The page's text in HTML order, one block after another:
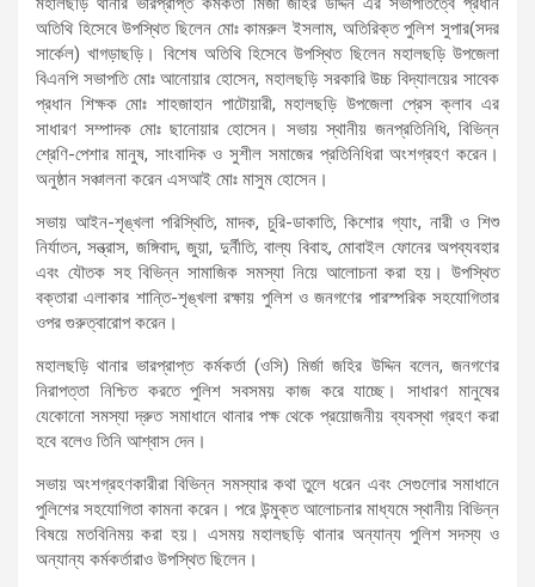
অতিথি হিসেবে উপস্থিত ছিলেন মোঃ কামরুল ইসলাম, অতিরিক্ত পুলিশ সুপার(সদর
সার্কেল) খাগড়াছড়ি। বিশেষ অতিথি হিসেবে উপস্থিত ছিলেন মহালছড়ি উপজেলা
বিএনপি সভাপতি মোঃ আনোয়ার হোসেন, মহালছড়ি সরকারি উচ্চ বিদ্যালয়ের সাবেক
প্রধান শিক্ষক মোঃ শাহজাহান পাটোয়ারী, মহালছড়ি উপজেলা প্রেস ক্লাব এর
সাধারণ সম্পাদক মোঃ ছানোয়ার হোসেন। সভায় স্থানীয় জনপ্রতিনিধি, বিভিন্ন
শ্রেণি-পেশার মানুষ, সাংবাদিক ও সুশীল সমাজের প্রতিনিধিরা অংশগ্রহণ করেন।
অনুষ্ঠান সঞ্চালনা করেন এসআই মোঃ মাসুম হোসেন।
সভায় আইন-শৃঙ্খলা পরিস্থিতি, মাদক, চুরি-ডাকাতি, কিশোর গ্যাং, নারী ও শিশু
নির্যাতন, সন্ত্রাস, জঙ্গিবাদ, জুয়া, দুর্নীতি, বাল্য বিবাহ, মোবাইল ফোনের অপব্যবহার
এবং যৌতক সহ বিভিন্ন সামাজিক সমস্যা নিয়ে আলোচনা করা হয়। উপস্থিত
বক্তারা এলাকার শান্তি-শৃঙ্খলা রক্ষায় পুলিশ ও জনগণের পারস্পরিক সহযোগিতার
ওপর গুরুত্বারোপ করেন।
মহালছড়ি থানার ভারপ্রাপ্ত কর্মকর্তা (ওসি) মির্জা জহির উদ্দিন বলেন, জনগণের
নিরাপত্তা নিশ্চিত করতে পুলিশ সবসময় কাজ করে যাচ্ছে। সাধারণ মানুষের
যেকোনো সমস্যা দ্রুত সমাধানে থানার পক্ষ থেকে প্রয়োজনীয় ব্যবস্থা গ্রহণ করা
হবে বলেও তিনি আশ্বাস দেন।
সভায় অংশগ্রহণকারীরা বিভিন্ন সমস্যার কথা তুলে ধরেন এবং সেগুলোর সমাধানে
পুলিশের সহযোগিতা কামনা করেন। পরে উন্মুক্ত আলোচনার মাধ্যমে স্থানীয় বিভিন্ন
বিষয়ে মতবিনিময় করা হয়। এসময় মহালছড়ি থানার অন্যান্য পুলিশ সদস্য ও
অন্যান্য কর্মকর্তারাও উপস্থিত ছিলেন।